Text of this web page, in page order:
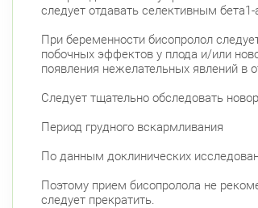
следует отдавать селективным
При беременности бисопролол
побочных эффектов у плода и/или
появления нежелательных явлений в
Следует тщательно обследовать
Период грудного вскармливания
По данным доклинических
Поэтому прием бисопролола не
следует прекратить.